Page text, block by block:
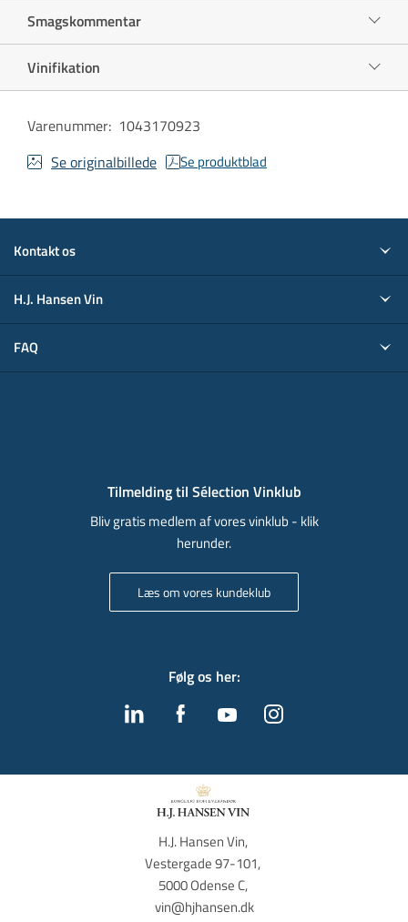
Smagskommentar
Vinifikation
Varenummer: 1043170923
Se originalbillede
Se produktblad
Kontakt os
H.J. Hansen Vin
FAQ
Tilmelding til Sélection Vinklub
Bliv gratis medlem af vores vinklub - klik
herunder.
Læs om vores kundeklub
Følg os her:
H.J. Hansen Vin,
Vestergade 97-101,
5000 Odense C,
vin@hjhansen.dk